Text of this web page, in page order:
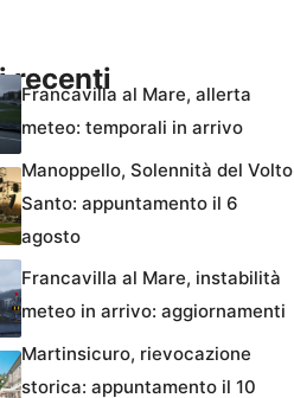
recenti
Francavilla al Mare, allerta
meteo: temporali in arrivo
Manoppello, Solennità del Volto
Santo: appuntamento il 6
agosto
Francavilla al Mare, instabilità
meteo in arrivo: aggiornamenti
Martinsicuro, rievocazione
storica: appuntamento il 10